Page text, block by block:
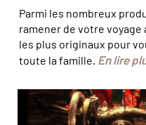
Parmi les nombreux
ramener de votre voyage
les plus originaux pour
toute la famille. En lire
Métiers d’une autre